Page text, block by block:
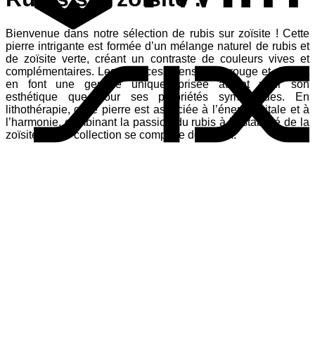
Bienvenue dans notre sélection de rubis sur zoïsite ! Cette
pierre intrigante est formée d’un mélange naturel de rubis et
de zoïsite verte, créant un contraste de couleurs vives et
complémentaires. Les nuances intenses de rouge et de vert
en font une gemme unique, prisée autant pour son
esthétique que pour ses propriétés symboliques. En
lithothérapie, cette pierre est associée à l’énergie vitale et à
l’harmonie, combinant la passion du rubis à la stabilité de la
zoïsite. Notre collection se compose de bijoux.